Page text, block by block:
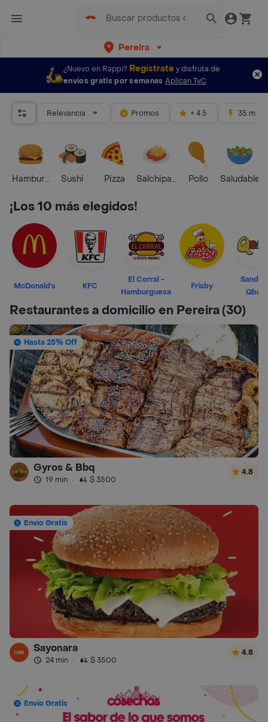
Pereira
¿Nuevo en Rappi? Regístratey disfruta de
envíos gratis por semanas Aplican TyC
Relevancia Promos + 4.5 35 mins
HamburguesaSushi Pizza Salchipapas Pollo Saludable
¡Los 10 más elegidos!
McDonald's KFC
El Corral -
Hamburguesa
Frisby
Restaurantes a domicilio en Pereira(30)
Hasta 25% Off
Gyros & Bbq
19 min · $ 3500
4.8
Envío Gratis
Sayonara
24 min · $ 3500
4.8
Envío Gratis